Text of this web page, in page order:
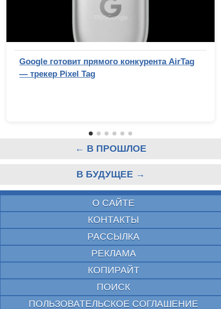
Google готовит прямого конкурента AirTag
— трекер Pixel Tag
← В ПРОШЛОЕ
В БУДУЩЕЕ →
О САЙТЕ
КОНТАКТЫ
РАССЫЛКА
РЕКЛАМА
КОПИРАЙТ
ПОИСК
ПОЛЬЗОВАТЕЛЬСКОЕ СОГЛАШЕНИЕ